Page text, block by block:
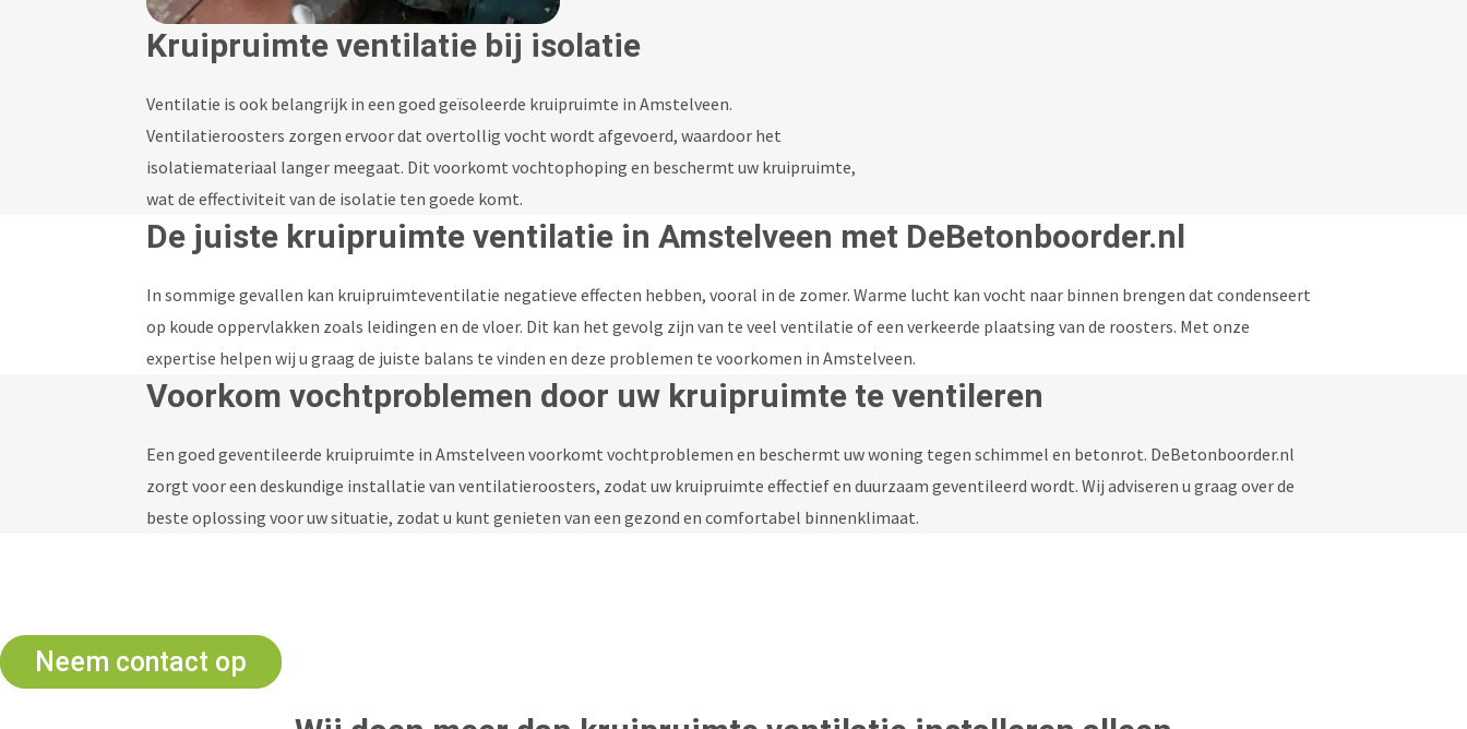
Kruipruimte ventilatie bij isolatie
Ventilatie is ook belangrijk in een goed geïsoleerde kruipruimte in Amstelveen.
Ventilatieroosters zorgen ervoor dat overtollig vocht wordt afgevoerd, waardoor het
isolatiemateriaal langer meegaat. Dit voorkomt vochtophoping en beschermt uw kruipruimte,
wat de effectiviteit van de isolatie ten goede komt.
De juiste kruipruimte ventilatie in Amstelveen met DeBetonboorder.nl
In sommige gevallen kan kruipruimteventilatie negatieve effecten hebben, vooral in de zomer. Warme lucht kan vocht naar binnen brengen dat condenseert
op koude oppervlakken zoals leidingen en de vloer. Dit kan het gevolg zijn van te veel ventilatie of een verkeerde plaatsing van de roosters. Met onze
expertise helpen wij u graag de juiste balans te vinden en deze problemen te voorkomen in Amstelveen.
Voorkom vochtproblemen door uw kruipruimte te ventileren
Een goed geventileerde kruipruimte in Amstelveen voorkomt vochtproblemen en beschermt uw woning tegen schimmel en betonrot. DeBetonboorder.nl
zorgt voor een deskundige installatie van ventilatieroosters, zodat uw kruipruimte effectief en duurzaam geventileerd wordt. Wij adviseren u graag over de
beste oplossing voor uw situatie, zodat u kunt genieten van een gezond en comfortabel binnenklimaat.
Neem contact op